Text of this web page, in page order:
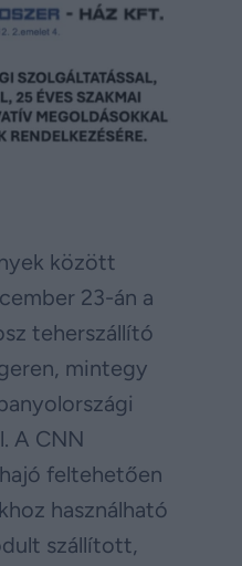
között
23-án a
teherszállító
mintegy
A CNN
feltehetően
használható
szállított,